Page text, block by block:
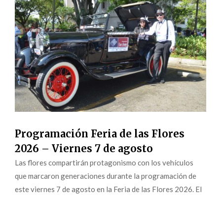
Programación Feria de las Flores
2026 – Viernes 7 de agosto
Las flores compartirán protagonismo con los vehículos
que marcaron generaciones durante la programación de
este viernes 7 de agosto en la Feria de las Flores 2026. El